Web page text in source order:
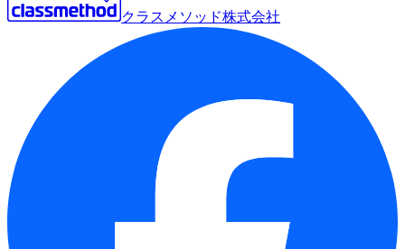
クラスメソッド株式会社